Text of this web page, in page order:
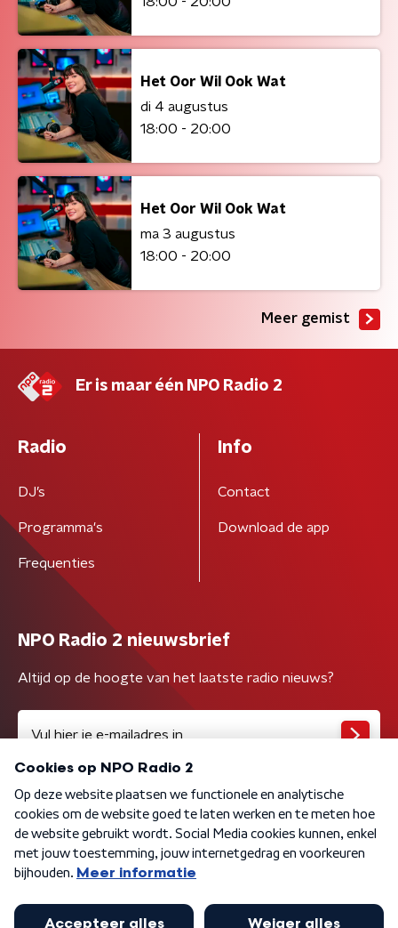
Het Oor Wil Ook Wat
di 4 augustus
18:00 - 20:00
Het Oor Wil Ook Wat
ma 3 augustus
18:00 - 20:00
Meer gemist
Er is maar één NPO Radio 2
Radio
DJ’s
Programma's
Frequenties
Info
Contact
Download de app
NPO Radio 2 nieuwsbrief
Altijd op de hoogte van het laatste radio nieuws?
Algemene voorwaarden